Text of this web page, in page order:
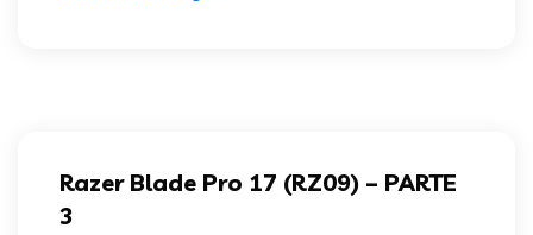
Razer Blade Pro 17 (RZ09) – PARTE
3